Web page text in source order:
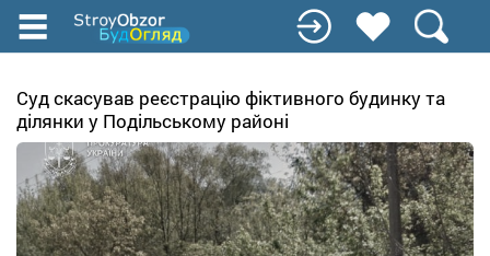
Перейти
до
вмісту
Суд скасував реєстрацію фіктивного будинку та
ділянки у Подільському районі